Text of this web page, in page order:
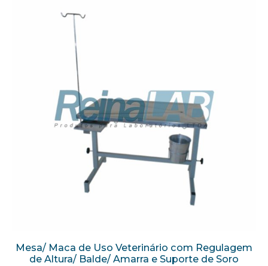
Mesa/ Maca de Uso Veterinário com Regulagem
de Altura/ Balde/ Amarra e Suporte de Soro